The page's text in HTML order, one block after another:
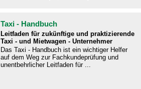
Taxi - Handbuch
Leitfaden für zukünftige und praktizierende
Taxi - und Mietwagen - Unternehmer
Das Taxi - Handbuch ist ein wichtiger Helfer
auf dem Weg zur Fachkundeprüfung und
unentbehrlicher Leitfaden für ...